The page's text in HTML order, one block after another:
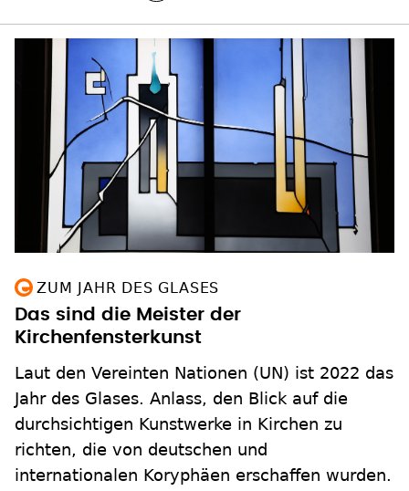
ZUM JAHR DES GLASES
Das sind die Meister der
Kirchenfensterkunst
Laut den Vereinten Nationen (UN) ist 2022 das
Jahr des Glases. Anlass, den Blick auf die
durchsichtigen Kunstwerke in Kirchen zu
richten, die von deutschen und
internationalen Koryphäen erschaffen wurden.